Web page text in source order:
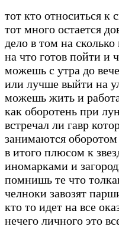
тот кто относиться к
тот много остается
дело в том на
на что готов пойти и
можешь с утра до
или лучше выйти на
можешь жить и
как оборотень при
встречал ли гавр
занимаются оборотом
в итого плюсом к
иномарками и
помнишь те что
челноки завозят
кто то идет на все
нечего личного это